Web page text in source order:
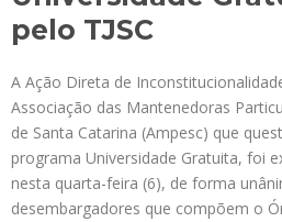
pelo TJSC
A Ação Direta de
Associação das Mantenedoras
de Santa Catarina (Ampesc) que
programa Universidade Gratuita, foi
nesta quarta-feira (6), de forma
desembargadores que compõem o